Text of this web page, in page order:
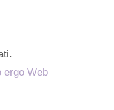
ergo Web